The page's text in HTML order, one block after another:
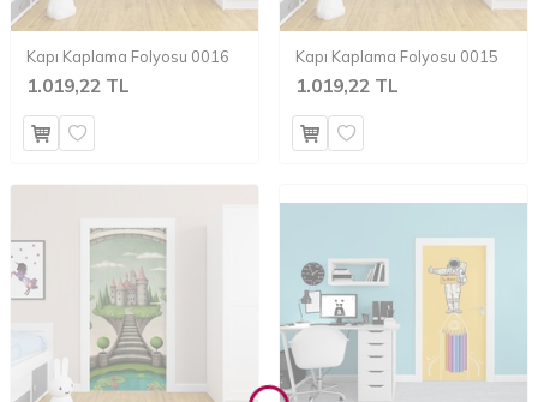
Kapı Kaplama Folyosu 0016
1.019,22 TL
Kapı Kaplama Folyosu 0015
1.019,22 TL